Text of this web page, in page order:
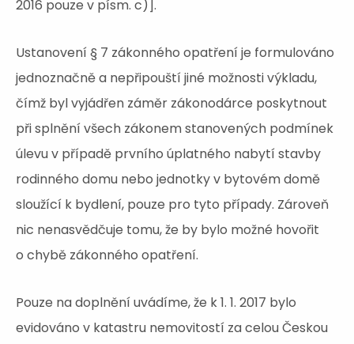
2016 pouze v písm. c)].
Ustanovení § 7 zákonného opatření je formulováno
jednoznačně a nepřipouští jiné možnosti výkladu,
čímž byl vyjádřen záměr zákonodárce poskytnout
při splnění všech zákonem stanovených podmínek
úlevu v případě prvního úplatného nabytí stavby
rodinného domu nebo jednotky v bytovém domě
sloužící k bydlení, pouze pro tyto případy. Zároveň
nic nenasvědčuje tomu, že by bylo možné hovořit
o chybě zákonného opatření.
Pouze na doplnění uvádíme, že k 1. 1. 2017 bylo
evidováno v katastru nemovitostí za celou Českou